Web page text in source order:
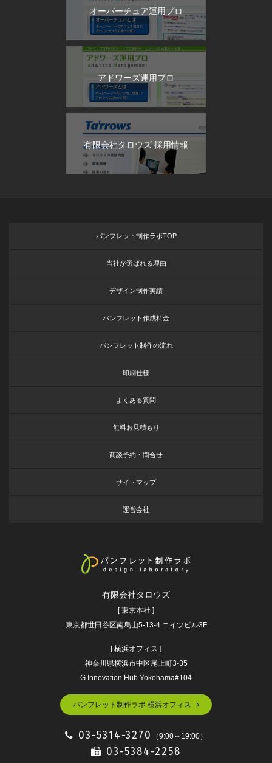
オーバーチュア運用プロ
アドワーズ運用プロ
有限会社タロウズ 採用情報
パンフレット制作ラボTOP
当社が選ばれる理由
デザイン制作実績
パンフレット作成料金
パンフレット制作の流れ
印刷仕様
よくある質問
無料お見積もり
商談予約・問合せ
サイトマップ
運営会社
有限会社タロウズ
[ 東京本社 ]
東京都世田谷区南烏山5-13-4 ニイツビル3F
[ 横浜オフィス ]
神奈川県横浜市中区尾上町3-35
G Innovation Hub Yokohama#104
パンフレット制作ラボ 横浜オフィス
03-5314-3270 （9:00～19:00）
03-5384-2258